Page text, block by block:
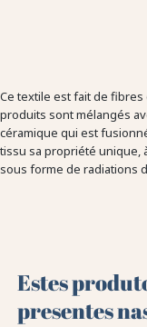
Ce textile est fait de
produits sont mélangés
céramique qui est
tissu sa propriété unique,
sous forme de radiations
Estes
presentes